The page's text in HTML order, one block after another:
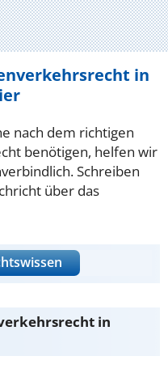
in
nach dem richtigen
benötigen, helfen wir
Schreiben
über das
in